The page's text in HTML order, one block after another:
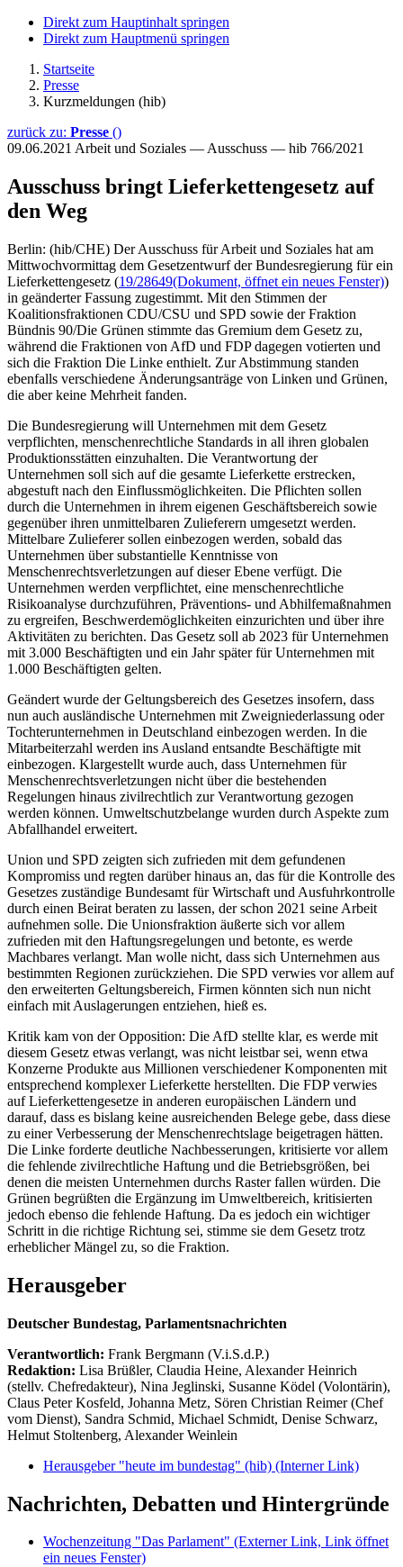
Direkt zum Hauptinhalt springen
Direkt zum Hauptmenü springen
Startseite
Presse
Kurzmeldungen (hib)
zurück zu: Presse ()
09.06.2021 Arbeit und Soziales — Ausschuss — hib 766/2021
Ausschuss bringt Lieferkettengesetz auf
den Weg
Berlin: (hib/CHE) Der Ausschuss für Arbeit und Soziales hat am
Mittwochvormittag dem Gesetzentwurf der Bundesregierung für ein
Lieferkettengesetz (19/28649(Dokument, öffnet ein neues Fenster))
in geänderter Fassung zugestimmt. Mit den Stimmen der
Koalitionsfraktionen CDU/CSU und SPD sowie der Fraktion
Bündnis 90/Die Grünen stimmte das Gremium dem Gesetz zu,
während die Fraktionen von AfD und FDP dagegen votierten und
sich die Fraktion Die Linke enthielt. Zur Abstimmung standen
ebenfalls verschiedene Änderungsanträge von Linken und Grünen,
die aber keine Mehrheit fanden.
Die Bundesregierung will Unternehmen mit dem Gesetz
verpflichten, menschenrechtliche Standards in all ihren globalen
Produktionsstätten einzuhalten. Die Verantwortung der
Unternehmen soll sich auf die gesamte Lieferkette erstrecken,
abgestuft nach den Einflussmöglichkeiten. Die Pflichten sollen
durch die Unternehmen in ihrem eigenen Geschäftsbereich sowie
gegenüber ihren unmittelbaren Zulieferern umgesetzt werden.
Mittelbare Zulieferer sollen einbezogen werden, sobald das
Unternehmen über substantielle Kenntnisse von
Menschenrechtsverletzungen auf dieser Ebene verfügt. Die
Unternehmen werden verpflichtet, eine menschenrechtliche
Risikoanalyse durchzuführen, Präventions- und Abhilfemaßnahmen
zu ergreifen, Beschwerdemöglichkeiten einzurichten und über ihre
Aktivitäten zu berichten. Das Gesetz soll ab 2023 für Unternehmen
mit 3.000 Beschäftigten und ein Jahr später für Unternehmen mit
1.000 Beschäftigten gelten.
Geändert wurde der Geltungsbereich des Gesetzes insofern, dass
nun auch ausländische Unternehmen mit Zweigniederlassung oder
Tochterunternehmen in Deutschland einbezogen werden. In die
Mitarbeiterzahl werden ins Ausland entsandte Beschäftigte mit
einbezogen. Klargestellt wurde auch, dass Unternehmen für
Menschenrechtsverletzungen nicht über die bestehenden
Regelungen hinaus zivilrechtlich zur Verantwortung gezogen
werden können. Umweltschutzbelange wurden durch Aspekte zum
Abfallhandel erweitert.
Union und SPD zeigten sich zufrieden mit dem gefundenen
Kompromiss und regten darüber hinaus an, das für die Kontrolle des
Gesetzes zuständige Bundesamt für Wirtschaft und Ausfuhrkontrolle
durch einen Beirat beraten zu lassen, der schon 2021 seine Arbeit
aufnehmen solle. Die Unionsfraktion äußerte sich vor allem
zufrieden mit den Haftungsregelungen und betonte, es werde
Machbares verlangt. Man wolle nicht, dass sich Unternehmen aus
bestimmten Regionen zurückziehen. Die SPD verwies vor allem auf
den erweiterten Geltungsbereich, Firmen könnten sich nun nicht
einfach mit Auslagerungen entziehen, hieß es.
Kritik kam von der Opposition: Die AfD stellte klar, es werde mit
diesem Gesetz etwas verlangt, was nicht leistbar sei, wenn etwa
Konzerne Produkte aus Millionen verschiedener Komponenten mit
entsprechend komplexer Lieferkette herstellten. Die FDP verwies
auf Lieferkettengesetze in anderen europäischen Ländern und
darauf, dass es bislang keine ausreichenden Belege gebe, dass diese
zu einer Verbesserung der Menschenrechtslage beigetragen hätten.
Die Linke forderte deutliche Nachbesserungen, kritisierte vor allem
die fehlende zivilrechtliche Haftung und die Betriebsgrößen, bei
denen die meisten Unternehmen durchs Raster fallen würden. Die
Grünen begrüßten die Ergänzung im Umweltbereich, kritisierten
jedoch ebenso die fehlende Haftung. Da es jedoch ein wichtiger
Schritt in die richtige Richtung sei, stimme sie dem Gesetz trotz
erheblicher Mängel zu, so die Fraktion.
Herausgeber
Deutscher Bundestag, Parlamentsnachrichten
Verantwortlich: Frank Bergmann (V.i.S.d.P.)
Redaktion: Lisa Brüßler, Claudia Heine, Alexander Heinrich
(stellv. Chefredakteur), Nina Jeglinski, Susanne Ködel (Volontärin),
Claus Peter Kosfeld, Johanna Metz, Sören Christian Reimer (Chef
vom Dienst), Sandra Schmid, Michael Schmidt, Denise Schwarz,
Helmut Stoltenberg, Alexander Weinlein
Herausgeber "heute im bundestag" (hib) (Interner Link)
Nachrichten, Debatten und Hintergründe
Wochenzeitung "Das Parlament" (Externer Link, Link öffnet
ein neues Fenster)